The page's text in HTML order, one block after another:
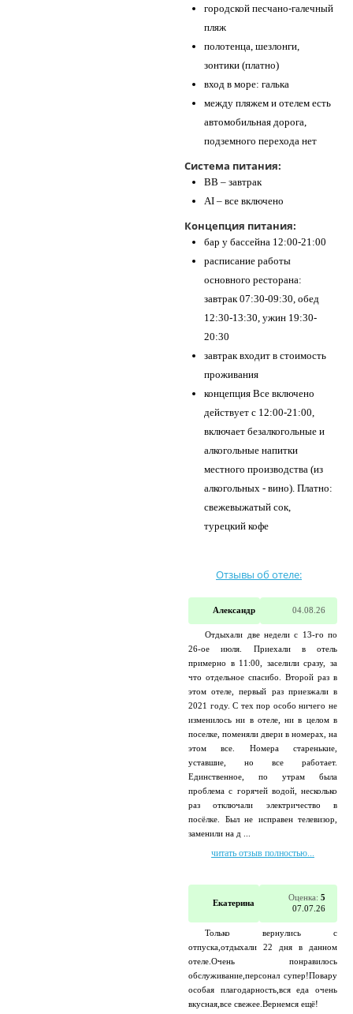
городской песчано-галечный
пляж
полотенца, шезлонги,
зонтики (платно)
вход в море: галька
между пляжем и отелем есть
автомобильная дорога,
подземного перехода нет
Система питания:
BB – завтрак
AI – все включено
Концепция питания:
бар у бассейна 12:00-21:00
расписание работы
основного ресторана:
завтрак 07:30-09:30, обед
12:30-13:30, ужин 19:30-
20:30
завтрак входит в стоимость
проживания
концепция Все включено
действует с 12:00-21:00,
включает безалкогольные и
алкогольные напитки
местного производства (из
алкогольных - вино). Платно:
свежевыжатый сок,
турецкий кофе
Отзывы об отеле:
Александр 04.08.26
Отдыхали две недели с 13-го по
26-ое июля. Приехали в отель
примерно в 11:00, заселили сразу, за
что отдельное спасибо. Второй раз в
этом отеле, первый раз приезжали в
2021 году. С тех пор особо ничего не
изменилось ни в отеле, ни в целом в
поселке, поменяли двери в номерах, на
этом все. Номера старенькие,
уставшие, но все работает.
Единственное, по утрам была
проблема с горячей водой, несколько
раз отключали электричество в
посёлке. Был не исправен телевизор,
заменили на д ...
читать отзыв полностью...
Екатерина
Оценка: 5
07.07.26
Только вернулись с
отпуска,отдыхали 22 дня в данном
отеле.Очень понравилось
обслуживание,персонал супер!Повару
особая плагодарность,вся еда очень
вкусная,все свежее.Вернемся ещё!